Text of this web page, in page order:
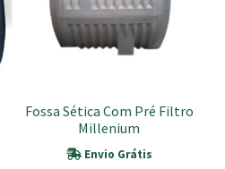
Fossa Sética Com Pré Filtro
Millenium
Envio Grátis
variants.
chosen